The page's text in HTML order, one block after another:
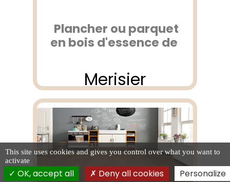
Plancher ou parquet
en bois d'essence de
Merisier
This site uses cookies and gives you control over what you want to
activate
OK, accept all Deny all cookies Personalize